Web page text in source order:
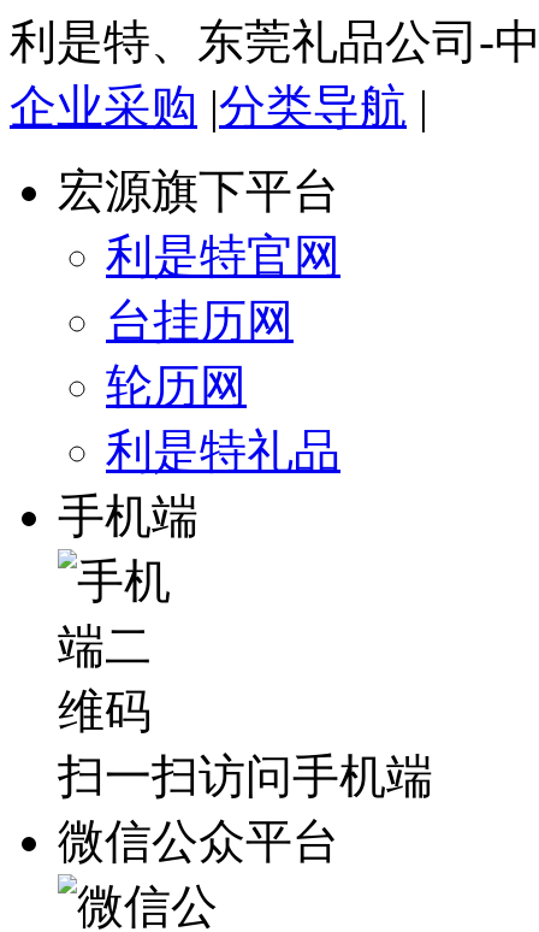
利是特、东莞礼品公司-
企业采购 |分类导航 |
宏源旗下平台
利是特官网
台挂历网
轮历网
利是特礼品
手机端
扫一扫访问手机端
微信公众平台